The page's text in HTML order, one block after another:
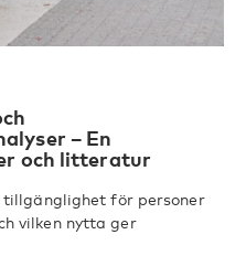
– En
och litteratur
för personer
vilken nytta ger